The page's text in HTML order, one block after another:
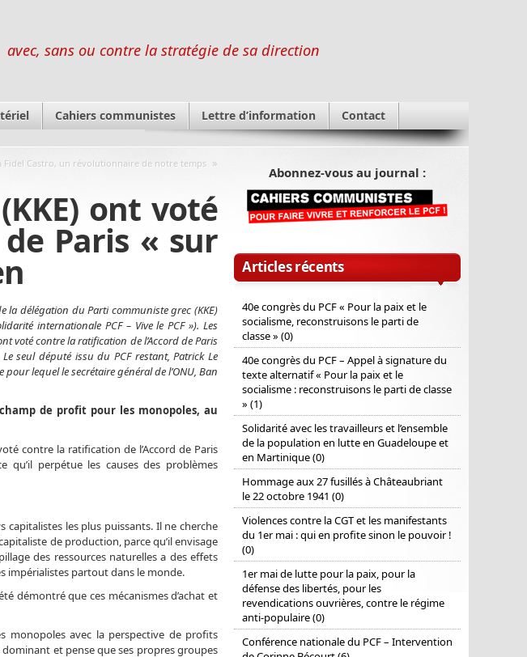
avec, sans ou contre la stratégie de sa direction
Cahiers communistes Lettre d’information Contact
Fidel Castro, un révolutionnaire de notre temps »
ont voté
Paris « sur
délégation du Parti communiste grec (KKE)
internationale PCF – Vive le PCF »). Les
voté contre la ratification de l’Accord de Paris
seul député issu du PCF restant, Patrick Le
lequel le secrétaire général de l’ONU, Ban
de profit pour les monopoles, au
contre la ratification de l’Accord de Paris
perpétue les causes des problèmes
capitalistes les plus puissants. Il ne cherche
de production, parce qu’il envisage
des ressources naturelles a des effets
impérialistes partout dans le monde.
démontré que ces mécanismes d’achat et
monopoles avec la perspective de profits
et pense que ses propres groupes
Abonnez-vous au journal :
Articles récents
40e congrès du PCF « Pour la paix et le
socialisme, reconstruisons le parti de
classe » (0)
40e congrès du PCF – Appel à signature du
texte alternatif « Pour la paix et le
socialisme : reconstruisons le parti de classe
» (1)
Solidarité avec les travailleurs et l’ensemble
de la population en lutte en Guadeloupe et
en Martinique (0)
Hommage aux 27 fusillés à Châteaubriant
le 22 octobre 1941 (0)
Violences contre la CGT et les manifestants
du 1er mai : qui en profite sinon le pouvoir !
(0)
1er mai de lutte pour la paix, pour la
défense des libertés, pour les
revendications ouvrières, contre le régime
anti-populaire (0)
Conférence nationale du PCF – Intervention